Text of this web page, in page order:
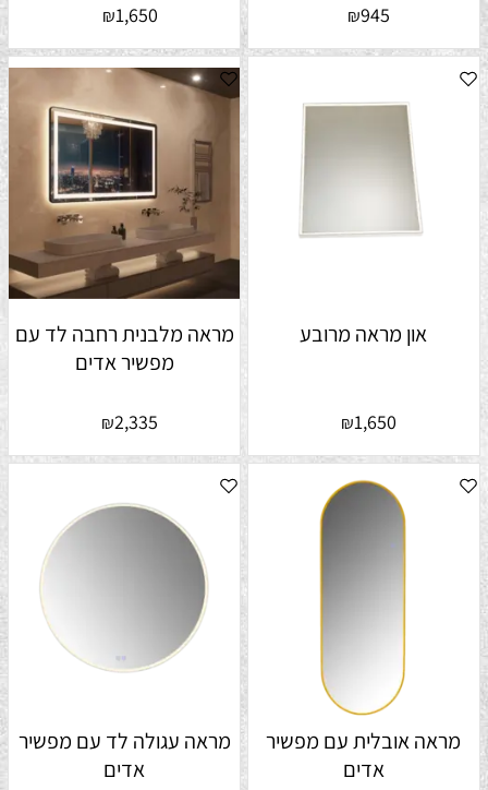
₪945
₪1,650
און מראה מרובע
₪1,650
מראה מלבנית רחבה לד עם
מפשיר אדים
₪2,335
מראה אובלית עם מפשיר
אדים
מראה עגולה לד עם מפשיר
אדים